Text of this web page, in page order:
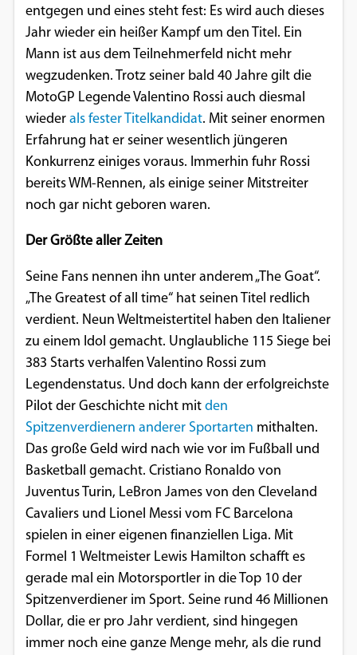
entgegen und eines steht fest: Es wird auch dieses
Jahr wieder ein heißer Kampf um den Titel. Ein
Mann ist aus dem Teilnehmerfeld nicht mehr
wegzudenken. Trotz seiner bald 40 Jahre gilt die
MotoGP Legende Valentino Rossi auch diesmal
wieder als fester Titelkandidat. Mit seiner enormen
Erfahrung hat er seiner wesentlich jüngeren
Konkurrenz einiges voraus. Immerhin fuhr Rossi
bereits WM-Rennen, als einige seiner Mitstreiter
noch gar nicht geboren waren.
Der Größte aller Zeiten
Seine Fans nennen ihn unter anderem „The Goat“.
„The Greatest of all time“ hat seinen Titel redlich
verdient. Neun Weltmeistertitel haben den Italiener
zu einem Idol gemacht. Unglaubliche 115 Siege bei
383 Starts verhalfen Valentino Rossi zum
Legendenstatus. Und doch kann der erfolgreichste
Pilot der Geschichte nicht mit den
Spitzenverdienern anderer Sportarten mithalten.
Das große Geld wird nach wie vor im Fußball und
Basketball gemacht. Cristiano Ronaldo von
Juventus Turin, LeBron James von den Cleveland
Cavaliers und Lionel Messi vom FC Barcelona
spielen in einer eigenen finanziellen Liga. Mit
Formel 1 Weltmeister Lewis Hamilton schafft es
gerade mal ein Motorsportler in die Top 10 der
Spitzenverdiener im Sport. Seine rund 46 Millionen
Dollar, die er pro Jahr verdient, sind hingegen
immer noch eine ganze Menge mehr, als die rund
einwandfreie Funktion der Website
erforderlich.
Einverständnis-Cookie
Name:
Zweck:
Dieser Cookie speichert die ausgewählten
Einverständnis-Optionen des Benutzers
Cookie Laufzeit:
EXTERNE MEDIEN
Um Inhalte von Videoplattformen und
Social Media Plattformen anzeigen zu
können, werden von diesen externen
Medien Cookies gesetzt.
YouTube
Vimeo
Google Maps
Anbieter:
Google